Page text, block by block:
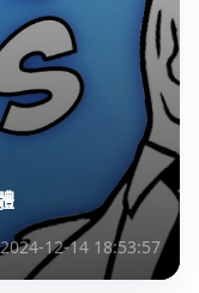
2024-12-14 18:53:57